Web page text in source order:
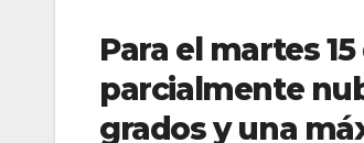
Para el martes
parcialmente
grados y una